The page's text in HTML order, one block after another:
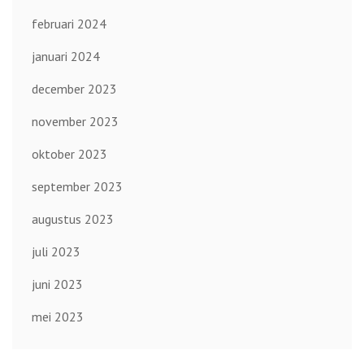
februari 2024
januari 2024
december 2023
november 2023
oktober 2023
september 2023
augustus 2023
juli 2023
juni 2023
mei 2023